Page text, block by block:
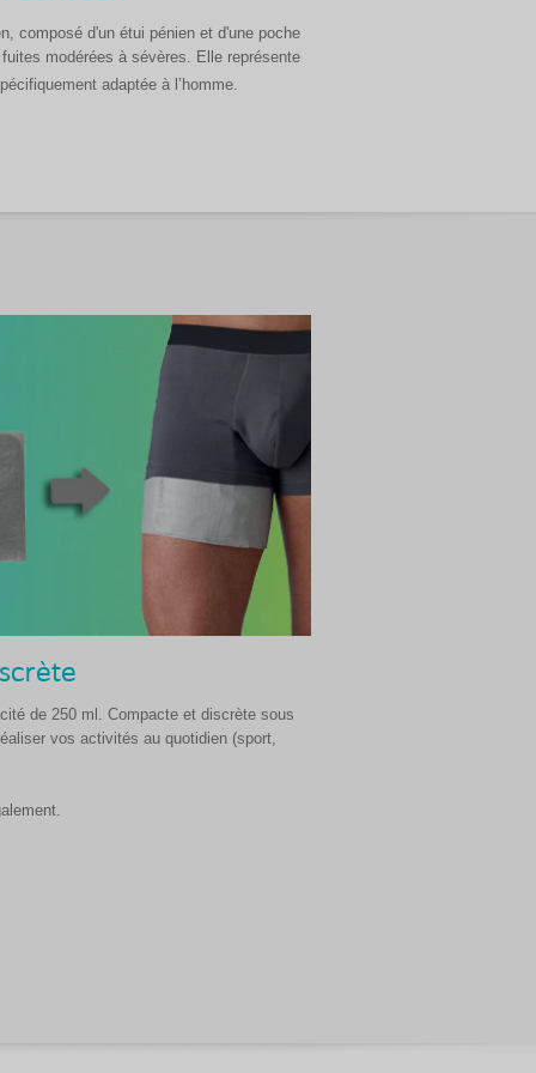
composé d'un étui pénien et d'une poche
modérées à sévères. Elle représente
adaptée à l’homme.
de 250 ml. Compacte et discrète sous
vos activités au quotidien (sport,